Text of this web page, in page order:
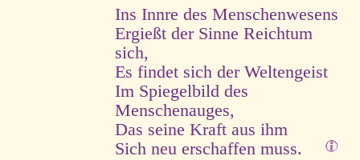
Ins Innre des Menschenwesens
Ergießt der Sinne Reichtum
sich,
Es findet sich der Weltengeist
Im Spiegelbild des
Menschenauges,
Das seine Kraft aus ihm
Sich neu erschaffen muss.